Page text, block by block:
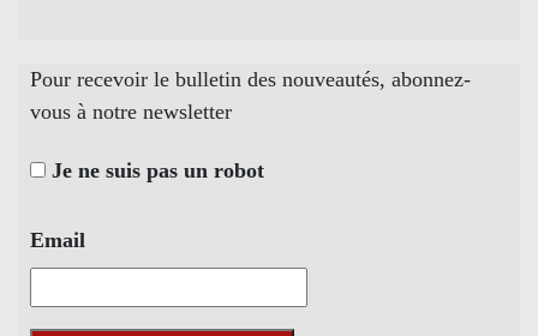
Pour recevoir le bulletin des nouveautés, abonnez-
vous à notre newsletter
Je ne suis pas un robot
Email